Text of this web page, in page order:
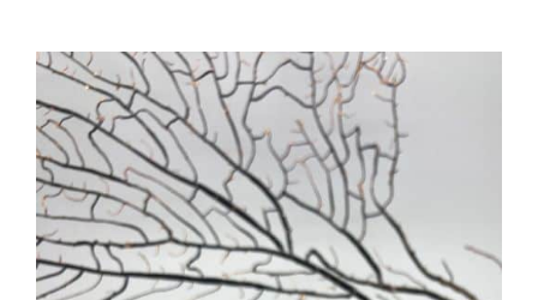
AGGIUNGI AL CARRELLO / DETTAGLI